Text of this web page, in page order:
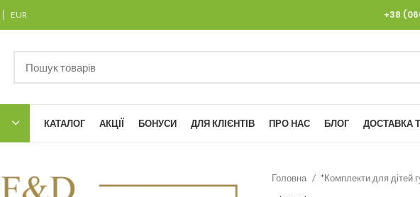
EUR +38
КАТАЛОГ АКЦІЇ БОНУСИ ДЛЯ КЛІЄНТІВ ПРО НАС БЛОГ ДОСТАВКА
Головна *Комплекти для дітей